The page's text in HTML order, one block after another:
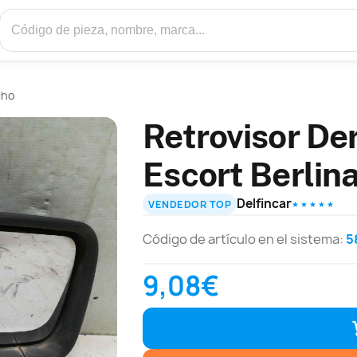
Retrovisor
Escort
VENDEDOR TOP Delfincar★ ★ ★ ★ ★
Código de artículo en el sistema:
9,08€